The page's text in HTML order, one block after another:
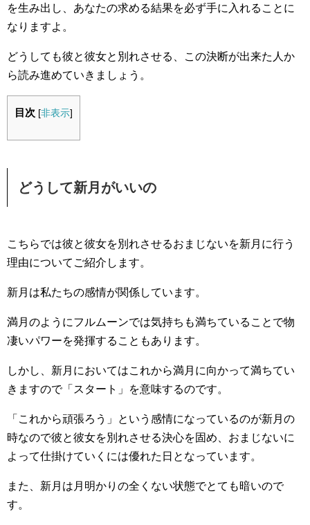
を生み出し、あなたの求める結果を必ず手に入れることに
なりますよ。
どうしても彼と彼女と別れさせる、この決断が出来た人か
ら読み進めていきましょう。
目次 [非表示]
どうして新月がいいの
こちらでは彼と彼女を別れさせるおまじないを新月に行う
理由についてご紹介します。
新月は私たちの感情が関係しています。
満月のようにフルムーンでは気持ちも満ちていることで物
凄いパワーを発揮することもあります。
しかし、新月においてはこれから満月に向かって満ちてい
きますので「スタート」を意味するのです。
「これから頑張ろう」という感情になっているのが新月の
時なので彼と彼女を別れさせる決心を固め、おまじないに
よって仕掛けていくには優れた日となっています。
また、新月は月明かりの全くない状態でとても暗いので
す。